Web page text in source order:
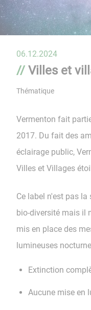
06.12.2024
Villes et
Thématique
Vermenton fait
2017. Du fait des
éclairage public,
Villes et Villages
Ce label n'est pas la
bio-diversité mais il
mis en place des
lumineuses
Extinction
Aucune mise en